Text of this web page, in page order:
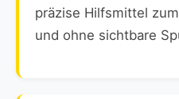
präzise Hilfsmittel
und ohne sichtbare